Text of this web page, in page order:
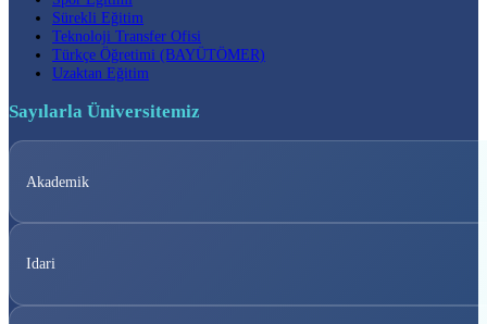
Sürekli Eğitim
Teknoloji Transfer Ofisi
Türkçe Öğretimi (BAYÜTÖMER)
Uzaktan Eğitim
Sayılarla Üniversitemiz
Akademik
Idari